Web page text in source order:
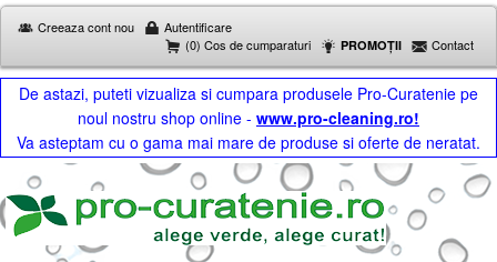
Creeaza cont nou
Autentificare
(0) Cos de cumparaturi
PROMOȚII Contact
De astazi, puteti vizualiza si cumpara produsele Pro-Curatenie pe
noul nostru shop online - www.pro-cleaning.ro!
Va asteptam cu o gama mai mare de produse si oferte de neratat.